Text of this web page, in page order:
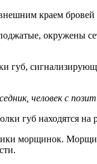
краем бровей
окружены
губ,
человек с
губ находятся
морщинок.